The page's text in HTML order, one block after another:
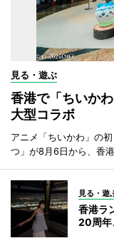
見る・遊ぶ
香港で「ちいか
大型コラボ
アニメ「ちいかわ」の
つ」が8月6日から、香
見る・遊
香港ラ
20周年